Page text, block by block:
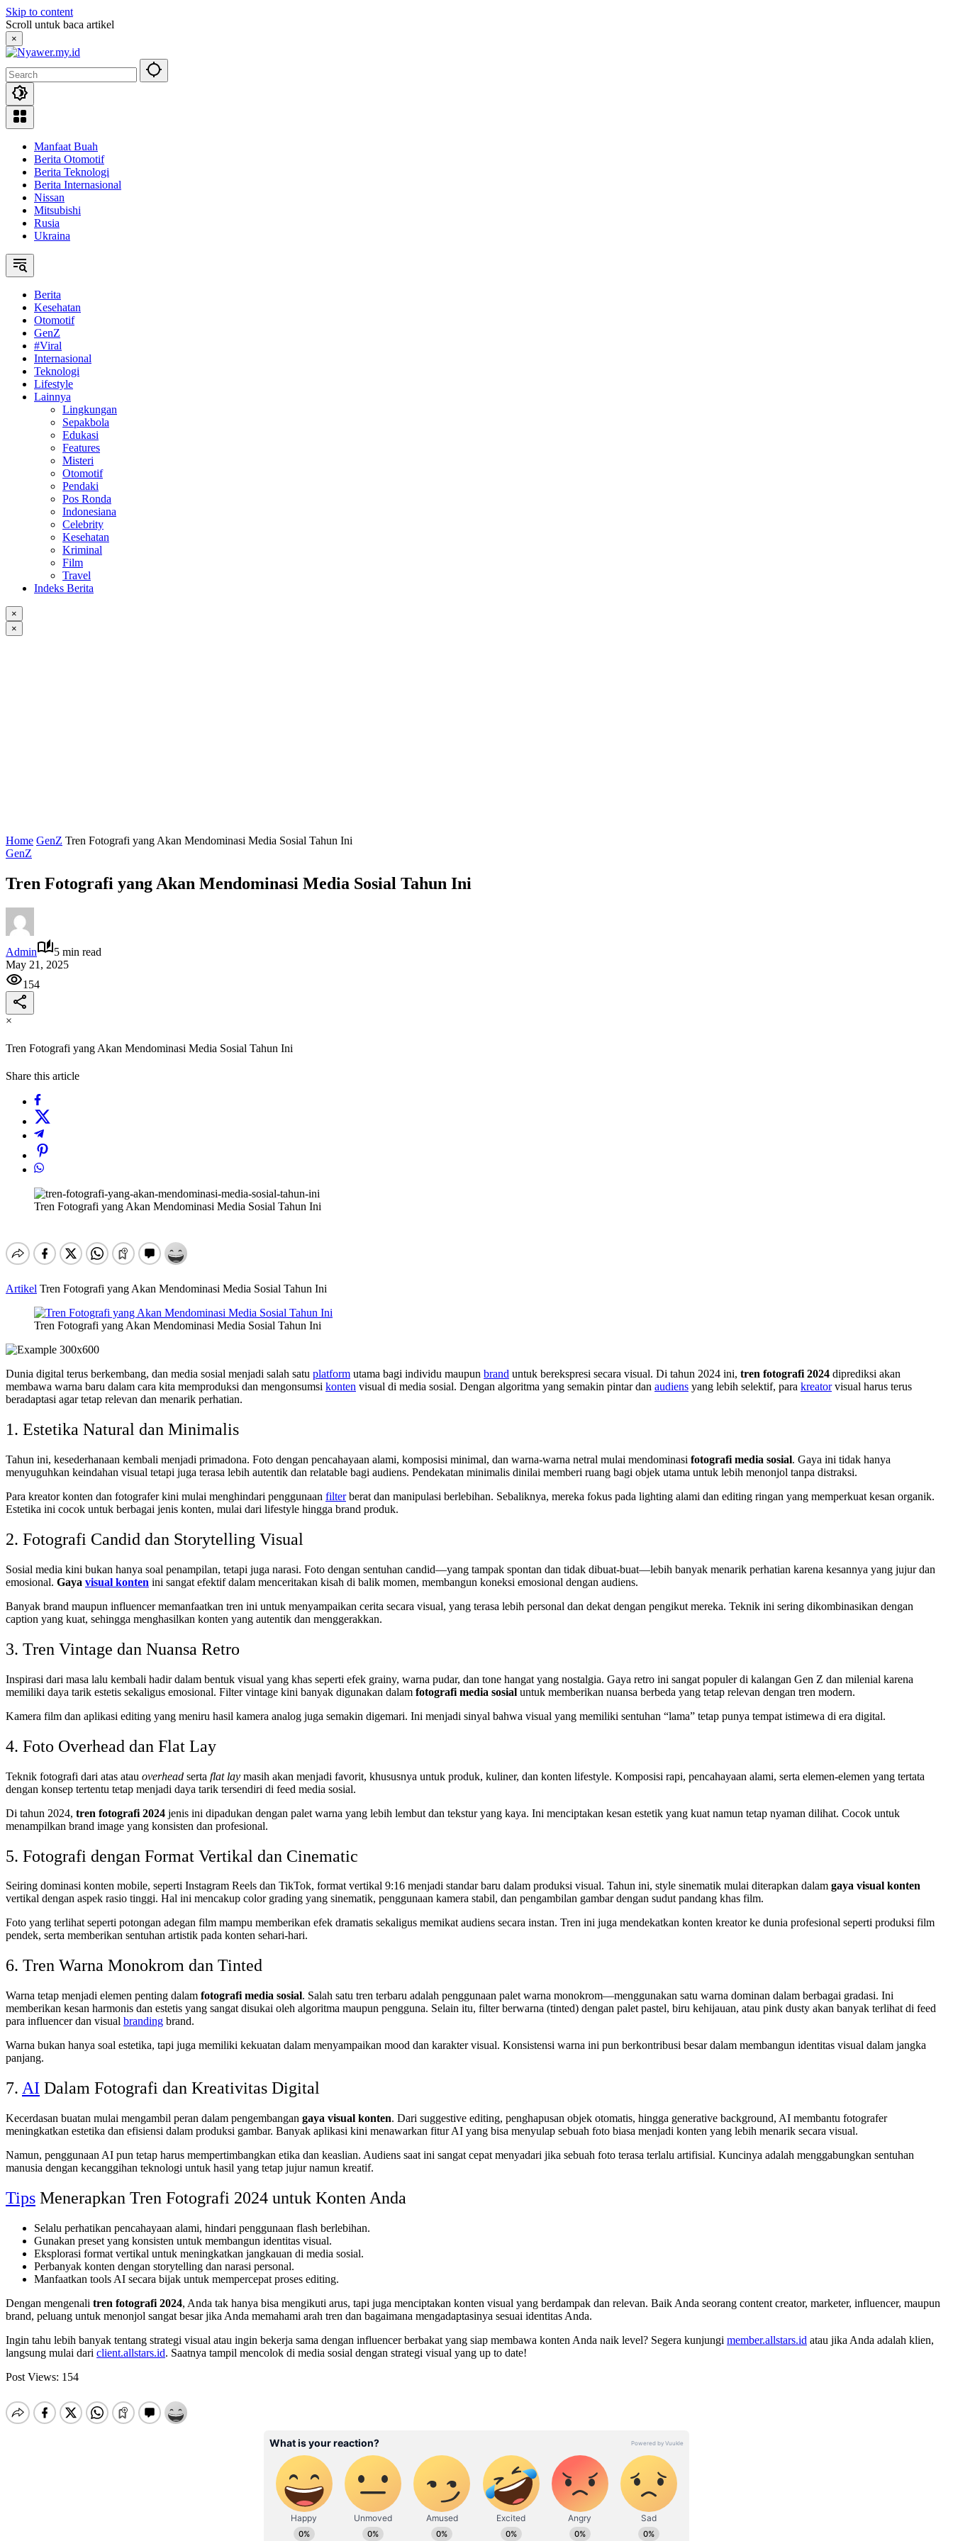
Skip to content
Scroll untuk baca artikel
×
Manfaat Buah
Berita Otomotif
Berita Teknologi
Berita Internasional
Nissan
Mitsubishi
Rusia
Ukraina
Berita
Kesehatan
Otomotif
GenZ
#Viral
Internasional
Teknologi
Lifestyle
Lainnya
Lingkungan
Sepakbola
Edukasi
Features
Misteri
Otomotif
Pendaki
Pos Ronda
Indonesiana
Celebrity
Kesehatan
Kriminal
Film
Travel
Indeks Berita
×
×
Home GenZ Tren Fotografi yang Akan Mendominasi Media Sosial Tahun Ini
GenZ
Tren Fotografi yang Akan Mendominasi Media Sosial Tahun Ini
Admin
5 min read
May 21, 2025
154
×
Tren Fotografi yang Akan Mendominasi Media Sosial Tahun Ini
Share this article
Tren Fotografi yang Akan Mendominasi Media Sosial Tahun Ini
Artikel Tren Fotografi yang Akan Mendominasi Media Sosial Tahun Ini
Tren Fotografi yang Akan Mendominasi Media Sosial Tahun Ini
Dunia digital terus berkembang, dan media sosial menjadi salah satu platform utama bagi individu maupun brand untuk berekspresi secara visual. Di tahun 2024 ini, tren fotografi 2024 diprediksi akan
membawa warna baru dalam cara kita memproduksi dan mengonsumsi konten visual di media sosial. Dengan algoritma yang semakin pintar dan audiens yang lebih selektif, para kreatorvisual harus terus
beradaptasi agar tetap relevan dan menarik perhatian.
1. Estetika Natural dan Minimalis
Tahun ini, kesederhanaan kembali menjadi primadona. Foto dengan pencahayaan alami, komposisi minimal, dan warna-warna netral mulai mendominasi fotografi media sosial. Gaya ini tidak hanya
menyuguhkan keindahan visual tetapi juga terasa lebih autentik dan relatable bagi audiens. Pendekatan minimalis dinilai memberi ruang bagi objek utama untuk lebih menonjol tanpa distraksi.
Para kreator konten dan fotografer kini mulai menghindari penggunaan filterberat dan manipulasi berlebihan. Sebaliknya, mereka fokus pada lighting alami dan editing ringan yang memperkuat kesan organik.
Estetika ini cocok untuk berbagai jenis konten, mulai dari lifestyle hingga brand produk.
2. Fotografi Candid dan Storytelling Visual
Sosial media kini bukan hanya soal penampilan, tetapi juga narasi. Foto dengan sentuhan candid—yang tampak spontan dan tidak dibuat-buat—lebih banyak menarik perhatian karena kesannya yang jujur dan
emosional. Gaya visual konten ini sangat efektif dalam menceritakan kisah di balik momen, membangun koneksi emosional dengan audiens.
Banyak brand maupun influencer memanfaatkan tren ini untuk menyampaikan cerita secara visual, yang terasa lebih personal dan dekat dengan pengikut mereka. Teknik ini sering dikombinasikan dengan
caption yang kuat, sehingga menghasilkan konten yang autentik dan menggerakkan.
3. Tren Vintage dan Nuansa Retro
Inspirasi dari masa lalu kembali hadir dalam bentuk visual yang khas seperti efek grainy, warna pudar, dan tone hangat yang nostalgia. Gaya retro ini sangat populer di kalangan Gen Z dan milenial karena
memiliki daya tarik estetis sekaligus emosional. Filter vintage kini banyak digunakan dalam fotografi media sosial untuk memberikan nuansa berbeda yang tetap relevan dengan tren modern.
Kamera film dan aplikasi editing yang meniru hasil kamera analog juga semakin digemari. Ini menjadi sinyal bahwa visual yang memiliki sentuhan “lama” tetap punya tempat istimewa di era digital.
4. Foto Overhead dan Flat Lay
Teknik fotografi dari atas atau overhead serta flat lay masih akan menjadi favorit, khususnya untuk produk, kuliner, dan konten lifestyle. Komposisi rapi, pencahayaan alami, serta elemen-elemen yang tertata
dengan konsep tertentu tetap menjadi daya tarik tersendiri di feed media sosial.
Di tahun 2024, tren fotografi 2024 jenis ini dipadukan dengan palet warna yang lebih lembut dan tekstur yang kaya. Ini menciptakan kesan estetik yang kuat namun tetap nyaman dilihat. Cocok untuk
menampilkan brand image yang konsisten dan profesional.
5. Fotografi dengan Format Vertikal dan Cinematic
Seiring dominasi konten mobile, seperti Instagram Reels dan TikTok, format vertikal 9:16 menjadi standar baru dalam produksi visual. Tahun ini, style sinematik mulai diterapkan dalam gaya visual konten
vertikal dengan aspek rasio tinggi. Hal ini mencakup color grading yang sinematik, penggunaan kamera stabil, dan pengambilan gambar dengan sudut pandang khas film.
Foto yang terlihat seperti potongan adegan film mampu memberikan efek dramatis sekaligus memikat audiens secara instan. Tren ini juga mendekatkan konten kreator ke dunia profesional seperti produksi film
pendek, serta memberikan sentuhan artistik pada konten sehari-hari.
6. Tren Warna Monokrom dan Tinted
Warna tetap menjadi elemen penting dalam fotografi media sosial. Salah satu tren terbaru adalah penggunaan palet warna monokrom—menggunakan satu warna dominan dalam berbagai gradasi. Ini
memberikan kesan harmonis dan estetis yang sangat disukai oleh algoritma maupun pengguna. Selain itu, filter berwarna (tinted) dengan palet pastel, biru kehijauan, atau pink dusty akan banyak terlihat di feed
para influencer dan visual branding brand.
Warna bukan hanya soal estetika, tapi juga memiliki kekuatan dalam menyampaikan mood dan karakter visual. Konsistensi warna ini pun berkontribusi besar dalam membangun identitas visual dalam jangka
panjang.
7. AI Dalam Fotografi dan Kreativitas Digital
Kecerdasan buatan mulai mengambil peran dalam pengembangan gaya visual konten. Dari suggestive editing, penghapusan objek otomatis, hingga generative background, AI membantu fotografer
meningkatkan estetika dan efisiensi dalam produksi gambar. Banyak aplikasi kini menawarkan fitur AI yang bisa menyulap sebuah foto biasa menjadi konten yang lebih menarik secara visual.
Namun, penggunaan AI pun tetap harus mempertimbangkan etika dan keaslian. Audiens saat ini sangat cepat menyadari jika sebuah foto terasa terlalu artifisial. Kuncinya adalah menggabungkan sentuhan
manusia dengan kecanggihan teknologi untuk hasil yang tetap jujur namun kreatif.
Tips Menerapkan Tren Fotografi 2024 untuk Konten Anda
Selalu perhatikan pencahayaan alami, hindari penggunaan flash berlebihan.
Gunakan preset yang konsisten untuk membangun identitas visual.
Eksplorasi format vertikal untuk meningkatkan jangkauan di media sosial.
Perbanyak konten dengan storytelling dan narasi personal.
Manfaatkan tools AI secara bijak untuk mempercepat proses editing.
Dengan mengenali tren fotografi 2024, Anda tak hanya bisa mengikuti arus, tapi juga menciptakan konten visual yang berdampak dan relevan. Baik Anda seorang content creator, marketer, influencer, maupun
brand, peluang untuk menonjol sangat besar jika Anda memahami arah tren dan bagaimana mengadaptasinya sesuai identitas Anda.
Ingin tahu lebih banyak tentang strategi visual atau ingin bekerja sama dengan influencer berbakat yang siap membawa konten Anda naik level? Segera kunjungi member.allstars.id atau jika Anda adalah klien,
langsung mulai dari client.allstars.id. Saatnya tampil mencolok di media sosial dengan strategi visual yang up to date!
Post Views: 154